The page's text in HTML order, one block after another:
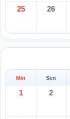
25 26
Min Sen
1 2